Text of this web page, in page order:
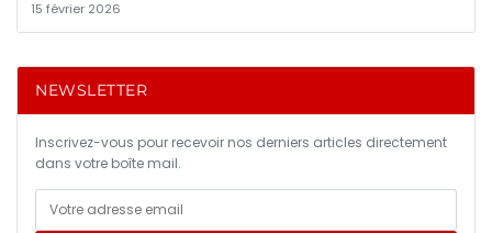
15 février 2026
NEWSLETTER
Inscrivez-vous pour recevoir nos derniers articles directement
dans votre boîte mail.